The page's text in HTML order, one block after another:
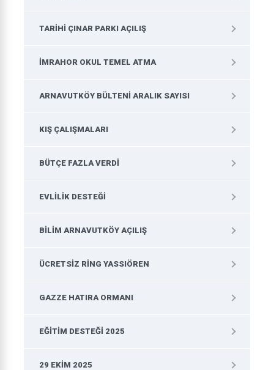
TARIHI ÇINAR PARKI AÇILIŞ
İMRAHOR OKUL TEMEL ATMA
ARNAVUTKÖY BÜLTENI ARALIK SAYISI
KIŞ ÇALIŞMALARI
BÜTÇE FAZLA VERDI
EVLILIK DESTEĞI
BILIM ARNAVUTKÖY AÇILIŞ
ÜCRETSIZ RING YASSIÖREN
GAZZE HATIRA ORMANI
EĞITIM DESTEĞI 2025
29 EKIM 2025